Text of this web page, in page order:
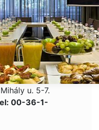
u. 5-7.
00-36-1-